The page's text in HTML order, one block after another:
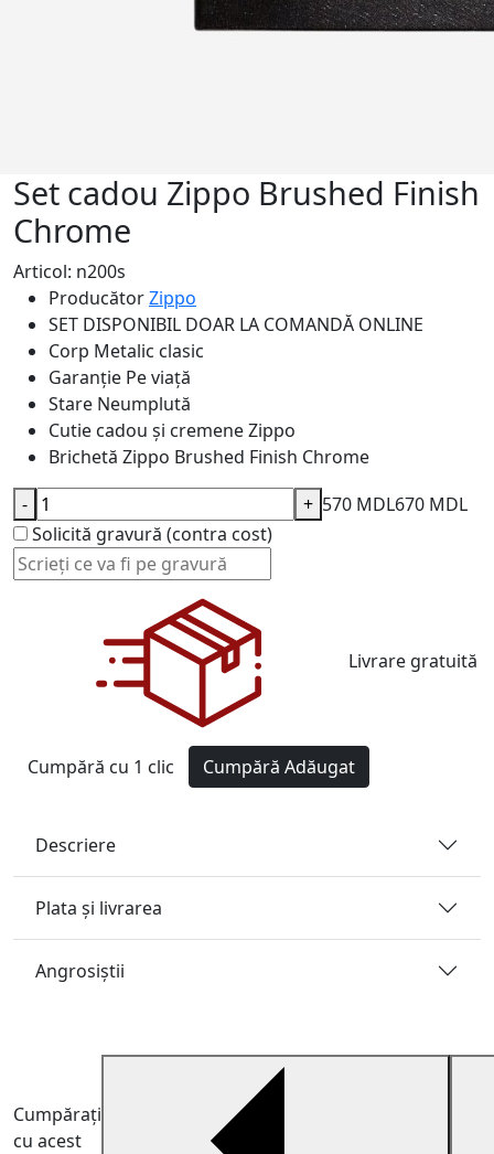
Set cadou Zippo Brushed Finish
Chrome
Articol: n200s
ProducătorZippo
SET DISPONIBIL DOAR LA COMANDĂ ONLINE
Corp Metalic clasic
Garanție Pe viață
Stare Neumplută
Cutie cadou și cremeneZippo
Brichetă Zippo Brushed Finish Chrome
570 MDL670 MDL
Solicită gravură (contra cost)
- +
Livrare gratuită
Cumpără cu 1 clic Cumpără Adăugat
Descriere
Plata și livrarea
Angrosiştii
Cumpărați
cu acest